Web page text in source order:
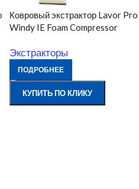
Ковровый экстрактор Lavor Pro
Windy IE Foam Compressor
Экстракторы
ПОДРОБНЕЕ
КУПИТЬ ПО КЛИКУ